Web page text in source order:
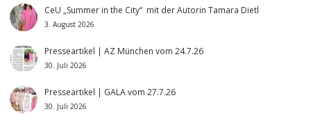
CeU „Summer in the City“ mit der Autorin Tamara Dietl
3. August 2026
Presseartikel | AZ München vom 24.7.26
30. Juli 2026
Presseartikel | GALA vom 27.7.26
30. Juli 2026